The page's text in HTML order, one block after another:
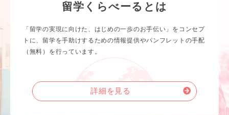
留学くらべーるとは
「留学の実現に向けた、はじめの一歩のお手伝い」をコンセプ
トに、留学を手助けするための情報提供やパンフレットの手配
（無料）を行っています。
詳細を見る